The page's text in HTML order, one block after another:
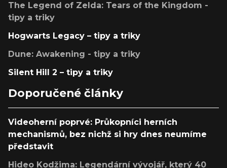
The Legend of Zelda: Tears of the Kingdom -
tipy a triky
Hogwarts Legacy – tipy a triky
Dune: Awakening - tipy a triky
Silent Hill 2 – tipy a triky
Doporučené články
Videoherní poprvé: Průkopníci herních
mechanismů, bez nichž si hry dnes neumíme
představit
Hideo Kodžima: Legendární vývojář, který 40